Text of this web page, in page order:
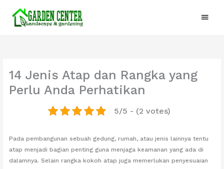
konten
Menu
14 Jenis Atap dan Rangka yang
Perlu Anda Perhatikan
5/5 - (2 votes)
Pada pembangunan sebuah gedung, rumah, atau jenis lainnya tentu
atap menjadi bagian penting guna menjaga keamanan yang ada di
dalamnya. Selain rangka kokoh atap juga memerlukan penyesuaian